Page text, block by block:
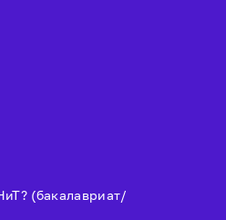
(бакалавриат/